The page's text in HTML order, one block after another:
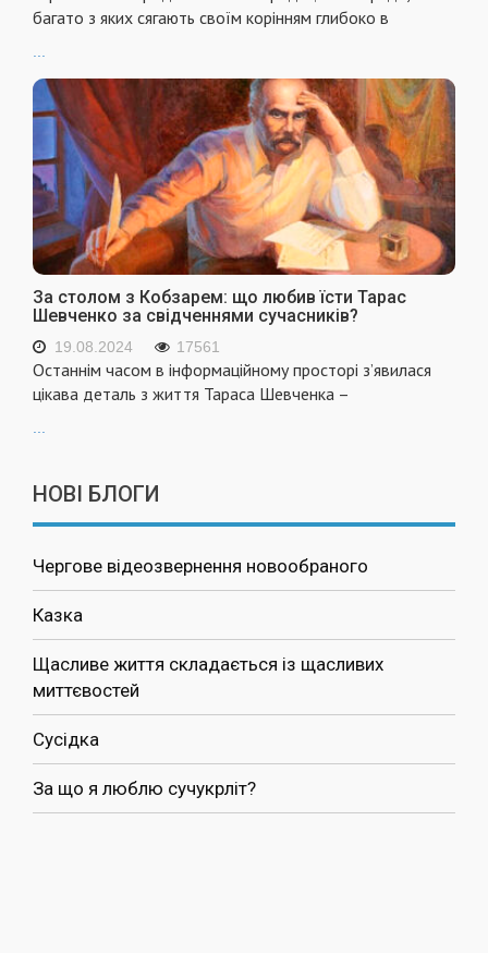
багато з яких сягають своїм корінням глибоко в
За столом з Кобзарем: що любив їсти Тарас
Шевченко за свідченнями сучасників?
19.08.2024 17561
Останнім часом в інформаційному просторі з’явилася
цікава деталь з життя Тараса Шевченка –
НОВІ БЛОГИ
Чергове відеозвернення новообраного
Казка
Щасливе життя складається із щасливих
миттєвостей
Сусідка
За що я люблю сучукрліт?